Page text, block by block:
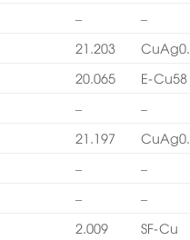
–
–
21.203
20.065
E-Cu58
–
–
21.197
–
–
–
–
2.009 SF-Cu